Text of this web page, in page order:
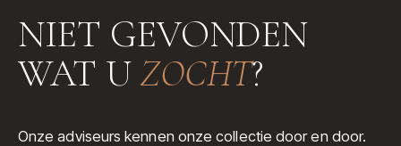
NIET GEVONDEN
WAT UZOCHT?
Onze adviseurs kennen onze collectie door en door.